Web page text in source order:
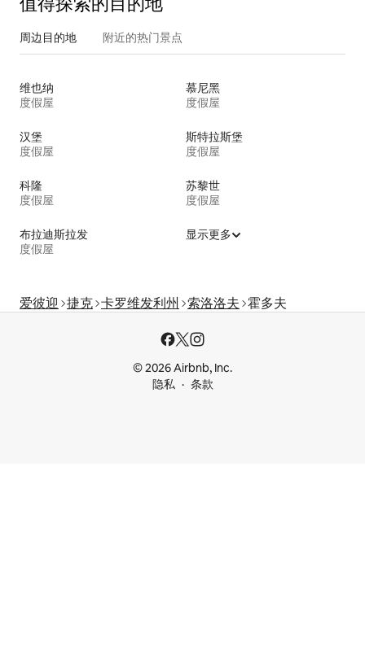
周边目的地 附近的热门景点
维也纳
度假屋
慕尼黑
度假屋
汉堡
度假屋
斯特拉斯堡
度假屋
科隆
度假屋
苏黎世
度假屋
布拉迪斯拉发
度假屋
显示更多
爱彼迎 捷克 卡罗维发利州 索洛洛夫 霍多夫
© 2026 Airbnb, Inc.
隐私
条款